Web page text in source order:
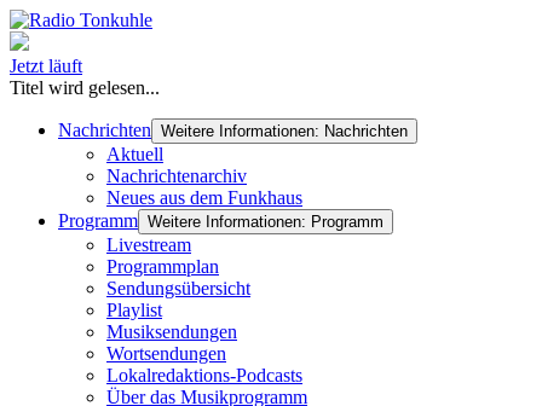
Jetzt läuft
Titel wird gelesen...
Nachrichten Weitere Informationen: Nachrichten
Aktuell
Nachrichtenarchiv
Neues aus dem Funkhaus
Programm Weitere Informationen: Programm
Livestream
Programmplan
Sendungsübersicht
Playlist
Musiksendungen
Wortsendungen
Lokalredaktions-Podcasts
Über das Musikprogramm